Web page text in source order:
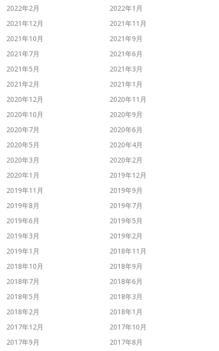
2022年2月
2022年1月
2021年12月
2021年11月
2021年10月
2021年9月
2021年7月
2021年6月
2021年5月
2021年3月
2021年2月
2021年1月
2020年12月
2020年11月
2020年10月
2020年9月
2020年7月
2020年6月
2020年5月
2020年4月
2020年3月
2020年2月
2020年1月
2019年12月
2019年11月
2019年9月
2019年8月
2019年7月
2019年6月
2019年5月
2019年3月
2019年2月
2019年1月
2018年11月
2018年10月
2018年9月
2018年7月
2018年6月
2018年5月
2018年3月
2018年2月
2018年1月
2017年12月
2017年10月
2017年9月
2017年8月